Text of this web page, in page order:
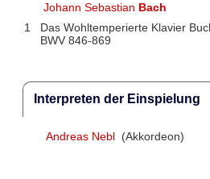
Johann Sebastian Bach
1
Das Wohltemperierte Klavier
BWV 846-869
Interpreten der Einspielung
Andreas Nebl (Akkordeon)